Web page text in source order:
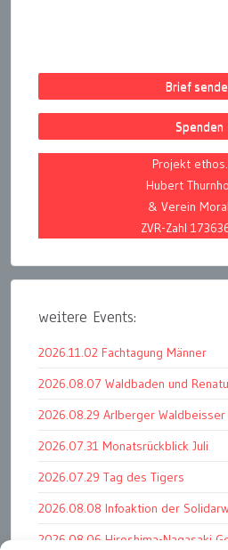
Brief
Spenden
Projekt
Hubert
& Verein
ZVR-Zahl
weitere Events:
2026.11.02 Fachtagung Männer
2026.08.07 Waldbaden und
2026.08.29 Arlberger Waldbeisser
2026.07.31 Monatsrückblick Juli
2026.07.29 Tag des Tigers
2026.08.08 Infoaktion der
2026.08.06 Hiroshima-Nagasaki